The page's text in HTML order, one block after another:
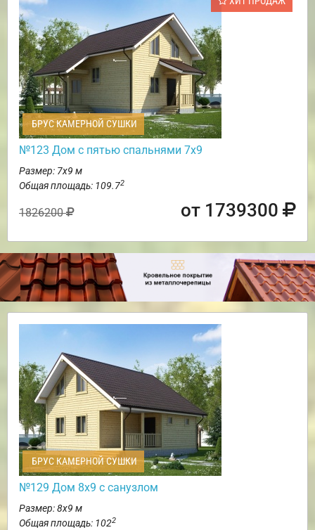
БРУС КАМЕРНОЙ СУШКИ
№123 Дом с пятью спальнями 7х9
Размер: 7х9 м
Общая площадь: 109.72
1826200 от 1739300
БРУС КАМЕРНОЙ СУШКИ
№129 Дом 8х9 с санузлом
Размер: 8х9 м
Общая площадь: 1022